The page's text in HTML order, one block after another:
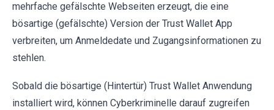
mehrfache gefälschte Webseiten erzeugt, die eine
bösartige (gefälschte) Version der Trust Wallet App
verbreiten, um Anmeldedate und Zugangsinformationen zu
stehlen.
Sobald die bösartige (Hintertür) Trust Wallet Anwendung
installiert wird, können Cyberkriminelle darauf zugreifen